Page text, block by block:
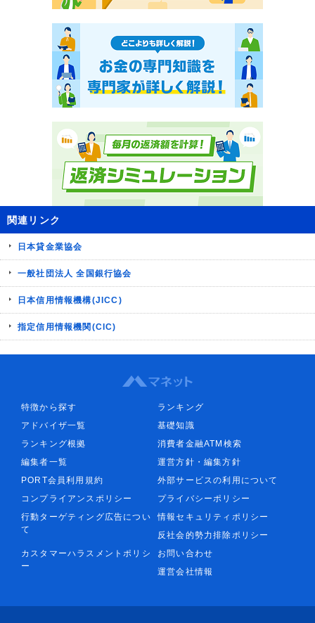
関連リンク
日本貸金業協会
一般社団法人 全国銀行協会
日本信用情報機構(JICC)
指定信用情報機関(CIC)
特徴から探す
ランキング
アドバイザ一覧
基礎知識
ランキング根拠
消費者金融ATM検索
編集者一覧
運営方針・編集方針
PORT会員利用規約
外部サービスの利用について
コンプライアンスポリシー
プライバシーポリシー
行動ターゲティング広告につい
て
情報セキュリティポリシー
反社会的勢力排除ポリシー
カスタマーハラスメントポリシ
ー
お問い合わせ
運営会社情報